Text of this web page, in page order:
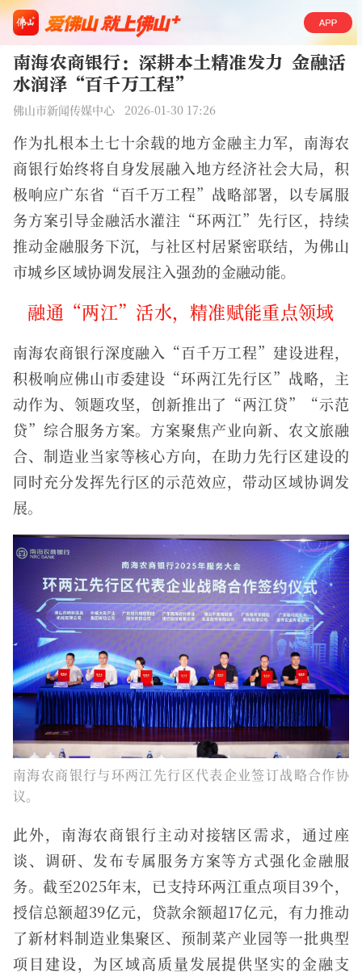
功夫女足值不值得看
南海农商银行：深耕本土精准发力 金融活
水润泽“百千万工程”
佛山市新闻传媒中心 2026-01-30 17:26
作为扎根本土七十余载的地方金融主力军，南海农
商银行始终将自身发展融入地方经济社会大局，积
极响应广东省“百千万工程”战略部署，以专属服
务方案引导金融活水灌注“环两江”先行区，持续
推动金融服务下沉，与社区村居紧密联结，为佛山
市城乡区域协调发展注入强劲的金融动能。
融通“两江”活水，精准赋能重点领域
南海农商银行深度融入“百千万工程”建设进程，
积极响应佛山市委建设“环两江先行区”战略，主
动作为、领题攻坚，创新推出了“两江贷”“示范
贷”综合服务方案。方案聚焦产业向新、农文旅融
合、制造业当家等核心方向，在助力先行区建设的
同时充分发挥先行区的示范效应，带动区域协调发
展。
南海农商银行与环两江先行区代表企业签订战略合作协
议。
此外，南海农商银行主动对接辖区需求，通过座
谈、调研、发布专属服务方案等方式强化金融服
务。截至2025年末，已支持环两江重点项目39个，
授信总额超39亿元，贷款余额超17亿元，有力推动
了新材料制造业集聚区、预制菜产业园等一批典型
项目建设，为区域高质量发展提供坚实的金融支